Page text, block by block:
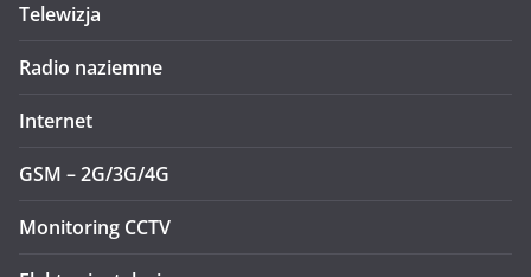
Telewizja
Radio naziemne
Internet
GSM – 2G/3G/4G
Monitoring CCTV